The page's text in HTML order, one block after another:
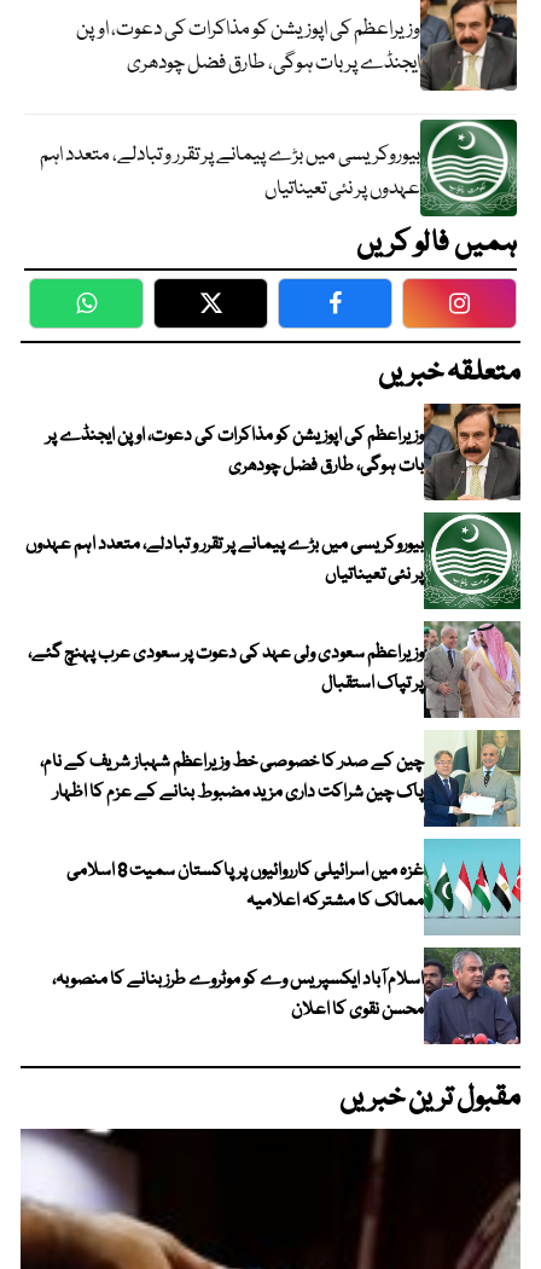
وزیراعظم کی اپوزیشن کو مذاکرات کی دعوت، اوپن
ایجنڈے پر بات ہوگی، طارق فضل چودھری
بیوروکریسی میں بڑے پیمانے پر تقرر و تبادلے، متعدد اہم
عہدوں پر نئی تعیناتیاں
ہمیں فالو کریں
WhatsApp Twitter Facebook
متعلقہ خبریں
وزیراعظم کی اپوزیشن کو مذاکرات کی دعوت، اوپن ایجنڈے پر
بات ہوگی، طارق فضل چودھری
بیوروکریسی میں بڑے پیمانے پر تقرر و تبادلے، متعدد اہم عہدوں
پر نئی تعیناتیاں
وزیراعظم سعودی ولی عہد کی دعوت پر سعودی عرب پہنچ گئے،
پر تپاک استقبال
چین کے صدر کا خصوصی خط وزیراعظم شہباز شریف کے نام،
پاک چین شراکت داری مزید مضبوط بنانے کے عزم کا اظہار
غزہ میں اسرائیلی کارروائیوں پر پاکستان سمیت 8 اسلامی
ممالک کا مشترکہ اعلامیہ
اسلام آباد ایکسپریس وے کو موٹروے طرز بنانے کا منصوبہ،
محسن نقوی کا اعلان
مقبول ترین خبریں